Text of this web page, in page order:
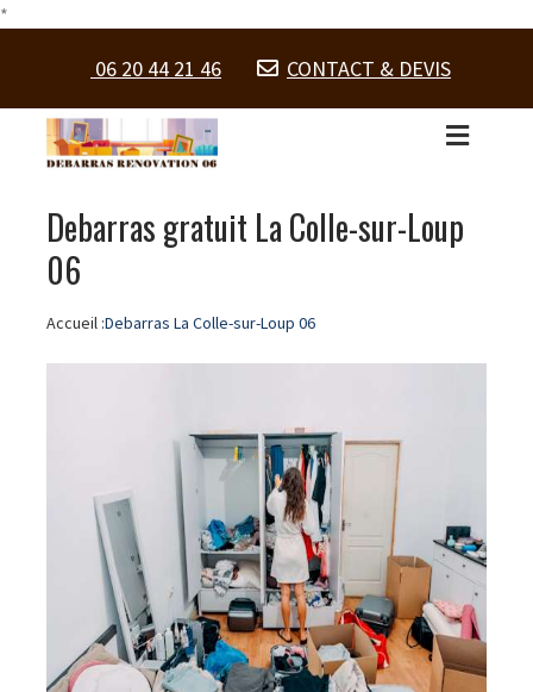
*
06 20 44 21 46 CONTACT & DEVIS
Debarras gratuit La Colle-sur-Loup
06
Accueil :Debarras La Colle-sur-Loup 06